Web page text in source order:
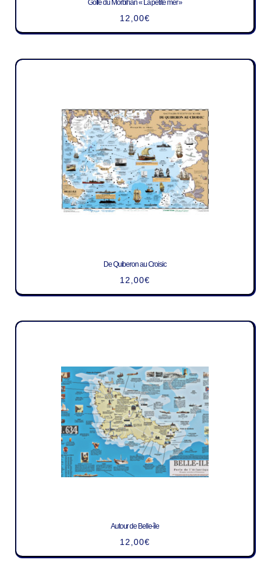
Golfe du Morbihan « La petite mer »
12,00€
De Quiberon au Croisic
12,00€
Autour de Belle-île
12,00€